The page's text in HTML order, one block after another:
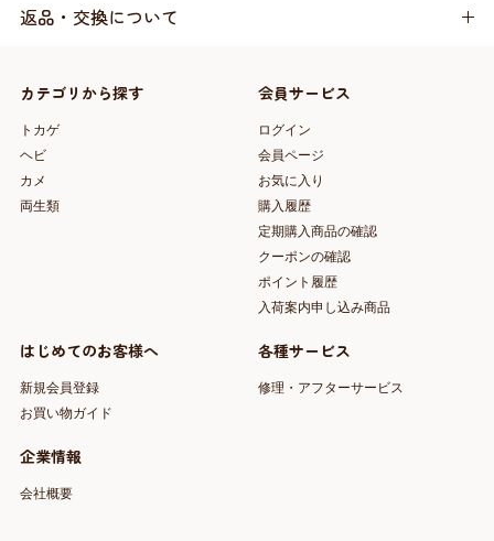
返品・交換について
カテゴリから探す
トカゲ
ヘビ
カメ
両生類
会員サービス
ログイン
会員ページ
お気に入り
購入履歴
定期購入商品の確認
クーポンの確認
ポイント履歴
入荷案内申し込み商品
はじめてのお客様へ
新規会員登録
お買い物ガイド
各種サービス
修理・アフターサービス
企業情報
会社概要